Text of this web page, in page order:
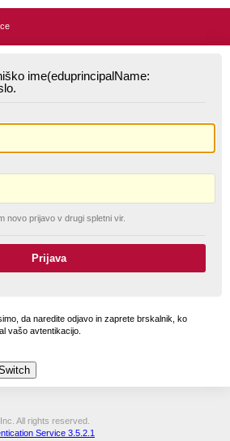
ime(eduprincipalName:
novo prijavo v drugi spletni vir.
da naredite odjavo in zaprete brskalnik, ko
vašo avtentikacijo.
All rights reserved.
Service 3.5.2.1